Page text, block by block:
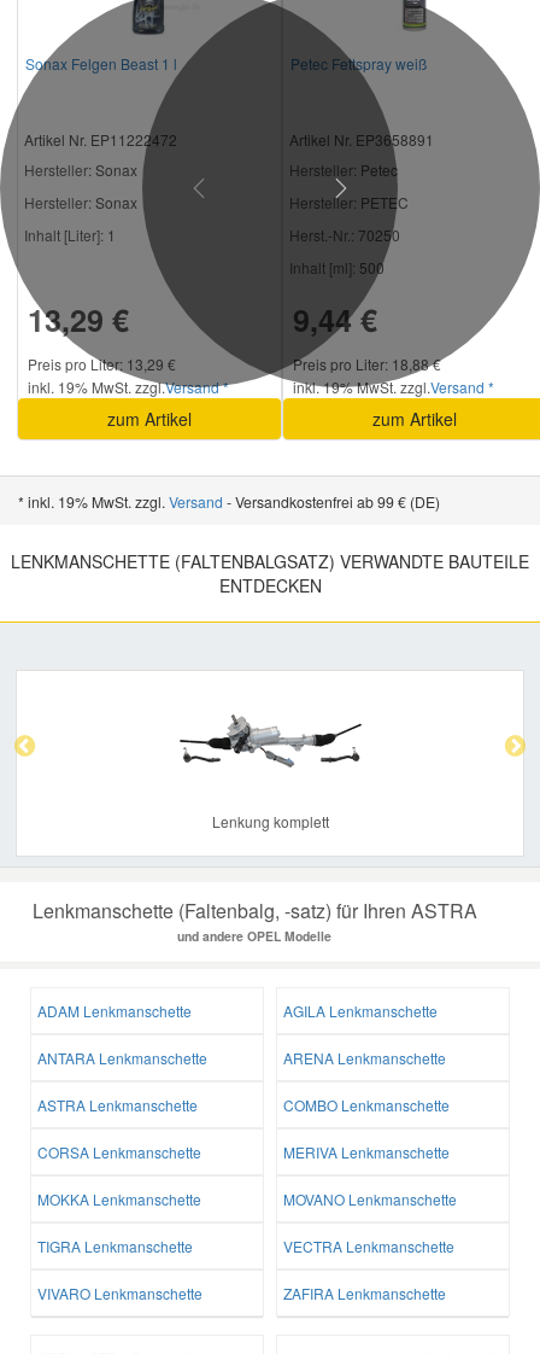
Sonax Felgen Beast 1 l
Artikel Nr. EP11222472
Hersteller: Sonax
Hersteller: Sonax
Inhalt [Liter]: 1
13,29 €
Preis pro Liter: 13,29 €
inkl. 19% MwSt. zzgl.Versand *
zum Artikel
Petec Fettspray weiß
Artikel Nr. EP3658891
Hersteller: Petec
Hersteller: PETEC
Herst.-Nr.: 70250
Inhalt [ml]: 500
9,44 €
Preis pro Liter: 18,88 €
inkl. 19% MwSt. zzgl.Versand *
zum Artikel
Previous Next
* inkl. 19% MwSt. zzgl. Versand - Versandkostenfrei ab 99 € (DE)
LENKMANSCHETTE (FALTENBALGSATZ) VERWANDTE BAUTEILE
ENTDECKEN
Lenkung komplett
Lenkmanschette (Faltenbalg, -satz) für Ihren ASTRA
und andere OPEL Modelle
ADAM Lenkmanschette AGILA Lenkmanschette
ANTARA Lenkmanschette ARENA Lenkmanschette
ASTRA Lenkmanschette COMBO Lenkmanschette
CORSA Lenkmanschette MERIVA Lenkmanschette
MOKKA Lenkmanschette MOVANO Lenkmanschette
TIGRA Lenkmanschette VECTRA Lenkmanschette
VIVARO Lenkmanschette ZAFIRA Lenkmanschette